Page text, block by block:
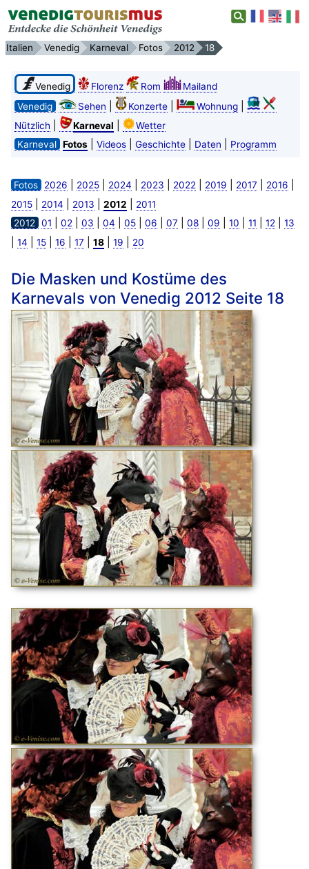
Italien Venedig Karneval Fotos 2012 18
Venedig Florenz Rom
Mailand
Venedig
Sehen Konzerte| Wohnung|
Nützlich Karneval
Wetter
Karneval Fotos| Videos| Geschichte| Daten Programm
Fotos 2026 2025| 2024 2023 2022 2019 2017 2016
2015| 2014 2013 2012
2011
2012
01 02 03 04 05| 06 07 08| 09 10 11 12 13
14 15| 16 17 18| 19 20
Die Masken und Kostüme des
Karnevals von Venedig 2012 Seite 18